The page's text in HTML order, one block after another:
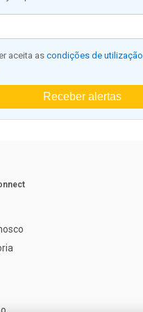
aceita as condições de utilização
Receber alertas